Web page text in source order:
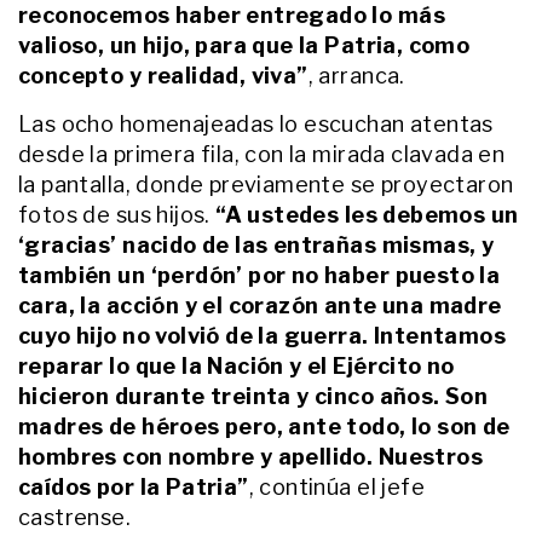
reconocemos haber entregado lo más
valioso, un hijo, para que la Patria, como
concepto y realidad, viva”, arranca.
Las ocho homenajeadas lo escuchan atentas
desde la primera fila, con la mirada clavada en
la pantalla, donde previamente se proyectaron
fotos de sus hijos. “A ustedes les debemos un
‘gracias’ nacido de las entrañas mismas, y
también un ‘perdón’ por no haber puesto la
cara, la acción y el corazón ante una madre
cuyo hijo no volvió de la guerra. Intentamos
reparar lo que la Nación y el Ejército no
hicieron durante treinta y cinco años. Son
madres de héroes pero, ante todo, lo son de
hombres con nombre y apellido. Nuestros
caídos por la Patria”, continúa el jefe
castrense.
ACTUALIDAD
Viaje al corazón del reportero
gráfico que acompañó a
Maradona durante más de veinte
años: "Las fotos hablan por
nosotros"
INTIMOS
El gran presente de Georgina
Barbarossa: el éxito en Telefe y
cómo volvió a reír, a 25 años de la
tragedia que marcó su vida
ACTUALIDAD
Tragedia en la ruta 76: se conoció
el verdadero motivo del viaje en el
que murió la hija del expiloto
Quique Mansilla y otros tres
médicos
ACTUALIDAD
El papá de Giovani Lo Celso contó
qué le pasó después de que su hijo
levantara la bandera de Malvinas: